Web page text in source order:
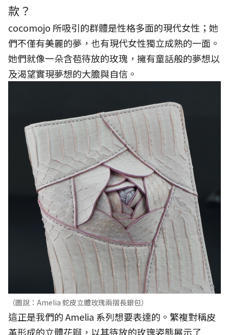
款？
cocomojo 所吸引的群體是性格多面的現代女性；她
們不僅有美麗的夢，也有現代女性獨立成熟的一面。
她們就像一朵含苞待放的玫瑰，擁有童話般的夢想以
及渴望實現夢想的大膽與自信。
（圖說：Amelia 蛇皮立體玫瑰兩摺長銀包）
這正是我們的 Amelia 系列想要表達的。繁複對稱皮
革形成的立體花瓣，以其待放的玫瑰姿態展示了